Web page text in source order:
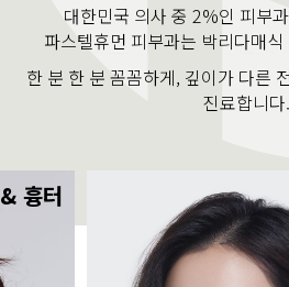
대한민국 의사 중 2%인 피부
파스텔휴먼 피부과는 박리다매
한 분 한 분 꼼꼼하게, 깊이가 다른
진료합니다.
흉터